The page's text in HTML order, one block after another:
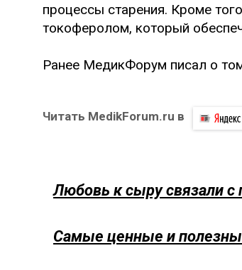
процессы старения. Кроме
токоферолом, который
Ранее МедикФорум писал о
Читать MedikForum.ru в
Любовь к сыру связали
Самые ценные и